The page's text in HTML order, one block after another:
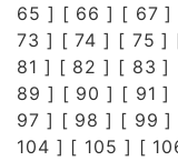
65 ] [ 66 ] [ 67 ]
73 ] [74 ] [ 75 ]
81 ] [ 82 ] [ 83 ]
89 ] [ 90 ] [ 91 ]
97 ] [ 98 ] [ 99 ]
104 ] [ 105 ] [